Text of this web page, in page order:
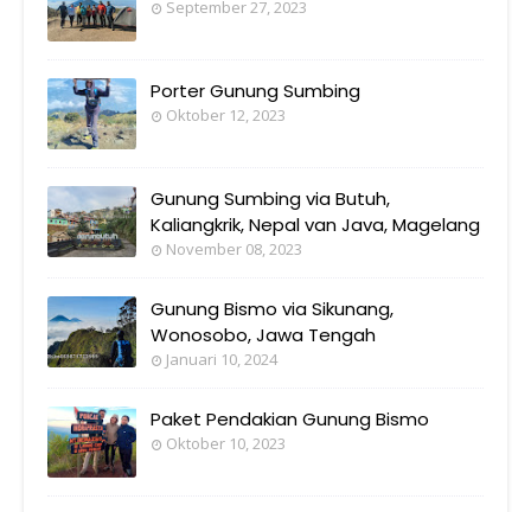
September 27, 2023
Porter Gunung Sumbing
Oktober 12, 2023
Gunung Sumbing via Butuh,
Kaliangkrik, Nepal van Java, Magelang
November 08, 2023
Gunung Bismo via Sikunang,
Wonosobo, Jawa Tengah
Januari 10, 2024
Paket Pendakian Gunung Bismo
Oktober 10, 2023